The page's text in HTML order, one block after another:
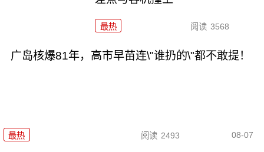
最热 阅读 3568
广岛核爆81年，高市早苗连\"谁扔的\"都不敢提！
最热 阅读 2493 08-07